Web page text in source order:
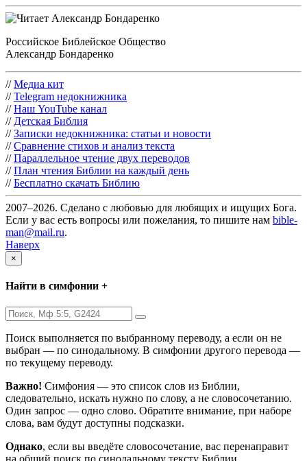
Российское Библейское Общество
Александр Бондаренко
// Медиа кит
// Telegram недокнижника
// Наш YouTube канал
// Детская Библия
// Записки недокнижника: статьи и новости
// Сравнение стихов и анализ текста
// Параллельное чтение двух переводов
// План чтения Библии на каждый день
// Бесплатно скачать Библию
2007–2026. Сделано с любовью для любящих и ищущих Бога.
Если у вас есть вопросы или пожелания, то пишите нам bible-
man@mail.ru.
Наверх
×
Найти в симфонии +
Поиск выполняется по выбранному переводу, а если он не
выбран — по синодальному. В симфонии другого перевода —
по текущему переводу.
Важно! Симфония — это список слов из Библии,
следовательно, искать нужно по слову, а не словосочетанию.
Один запрос — одно слово. Обратите внимание, при наборе
слова, вам будут доступны подсказки.
Однако, если вы введёте словосочетание, вас перенаправит